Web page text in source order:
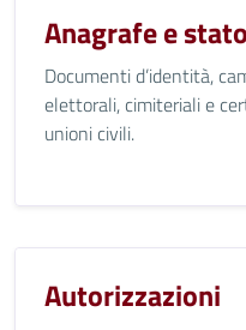
Anagrafe e
Documenti d’identità,
elettorali, cimiteriali e
unioni civili.
Autorizzazioni